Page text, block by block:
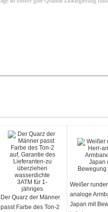
Der Quarz der Männer
passt Farbe des Ton-2
Weißer
analoge
Japan mit